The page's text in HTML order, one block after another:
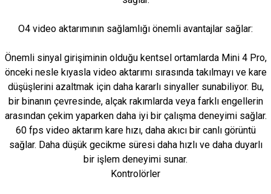
O4 video aktarımının sağlamlığı önemli avantajlar sağlar:
Önemli sinyal girişiminin olduğu kentsel ortamlarda Mini 4 Pro,
önceki nesle kıyasla video aktarımı sırasında takılmayı ve kare
düşüşlerini azaltmak için daha kararlı sinyaller sunabiliyor. Bu,
bir binanın çevresinde, alçak rakımlarda veya farklı engellerin
arasından çekim yaparken daha iyi bir çalışma deneyimi sağlar.
60 fps video aktarım kare hızı, daha akıcı bir canlı görüntü
sağlar. Daha düşük gecikme süresi daha hızlı ve daha duyarlı
bir işlem deneyimi sunar.
Kontrolörler